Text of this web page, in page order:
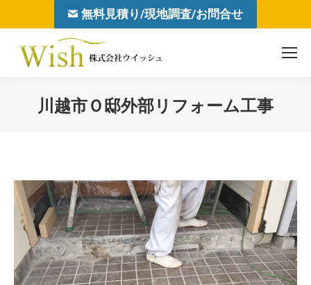
無料見積り/現地調査/お問合せ
川越市Ｏ邸外部リフォーム工事